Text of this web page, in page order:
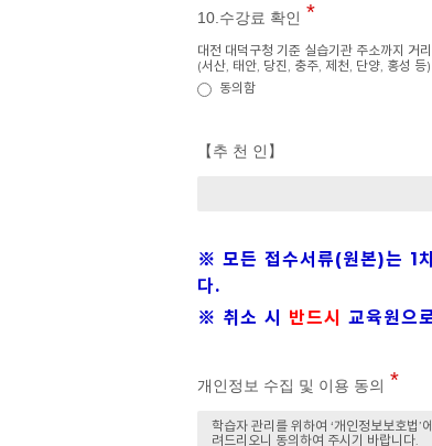
10.수강료 확인
대전 대덕구청 기준 실습기관 주소까지
(서산, 태안, 당진, 충주, 제천, 단양, 홍성 등)
동의함
【추 천 인】
※ 모든 접수서류(원본)는 1
다.
※ 취소 시 반드시 교육원으
개인정보 수집 및 이용 동의